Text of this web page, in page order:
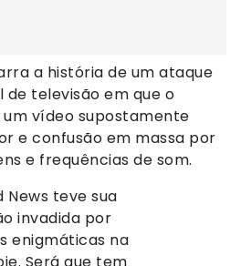
a história de um ataque
televisão em que o
vídeo supostamente
e confusão em massa por
e frequências de som.
News teve sua
invadida por
enigmáticas na